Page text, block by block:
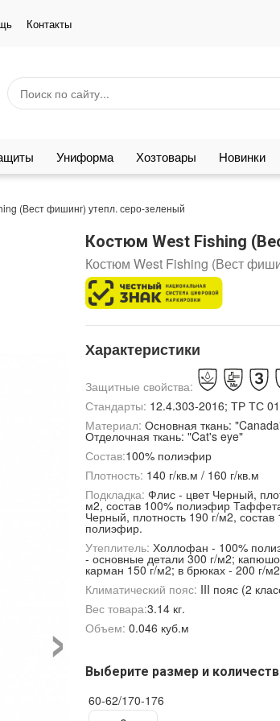
Контакты
Униформа Хозтовары Новинки
(Вест фишинг) утепл. серо-зеленый
›
Костюм West Fishing
Костюм West Fishing (Вест
Характеристики
Защитные свойства:
Стандарты: 12.4.303-2016; ТР ТС
Материал: Основная ткань:
Отделочная ткань: "Cat's eye"
Состав:100% полиэфир
Плотность: 140 г/кв.м / 160 г/кв.м
Подкладка: Флис - цвет Черный,
м2, состав 100% полиэфир
Черный, плотность 190 г/м2, состав
полиэфир.
Утеплитель: Холлофан - 100%
- основные детали 300 г/м2;
карман 150 г/м2; в брюках - 200 г/
Климатический пояс: III пояс (2
Вес товара:3.14 кг.
Объем: 0.046 куб.м
Выберите размер и
60-62/170-176